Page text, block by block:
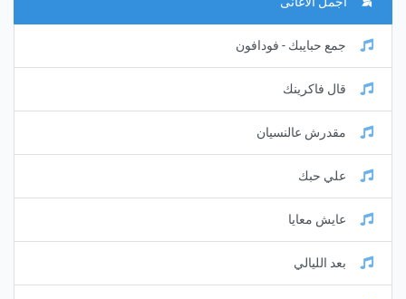
جمع حبايبك - فودافون
قال فاكرينك
مقدرش عالنسيان
علي حبك
عايش معايا
بعد الليالي